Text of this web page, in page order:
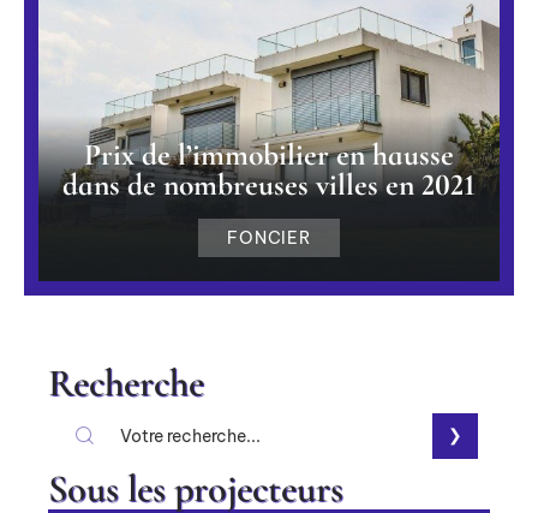
Prix de l’immobilier en hausse
dans de nombreuses villes en 2021
FONCIER
Recherche
Sous les projecteurs